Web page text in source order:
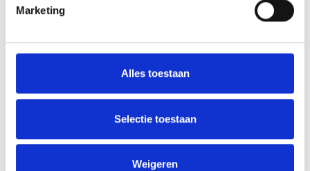
Marketing
Alles toestaan
Selectie toestaan
Weigeren
Overwinning op Mierlo Hout
Gelijkspel in eerste oefenwedstrijd tweede blok
Uitnodiging voor de EXTRA Algemene Ledenvergadering
Word jij de volgende Pupil van de Week bij BlauwGeel?